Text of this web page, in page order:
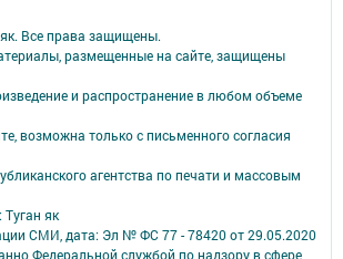
Все права защищены.
размещенные на сайте, защищены
и распространение в любом объеме
возможна только с письменного согласия
агентства по печати и массовым
як
СМИ, дата: Эл № ФС 77 - 78420 от 29.05.2020
Федеральной службой по надзору в сфере